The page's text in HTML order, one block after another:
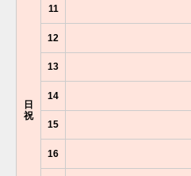
日
祝
11
12
13
14
15
16